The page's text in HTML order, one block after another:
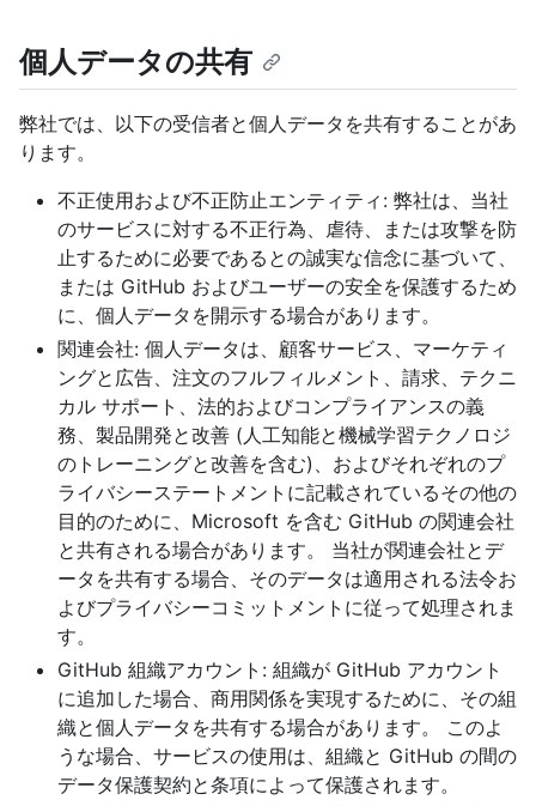
個人データの共有
弊社では、以下の受信者と個人データを共有することがあ
ります。
不正使用および不正防止エンティティ: 弊社は、当社
のサービスに対する不正行為、虐待、または攻撃を防
止するために必要であるとの誠実な信念に基づいて、
または GitHub およびユーザーの安全を保護するため
に、個人データを開示する場合があります。
関連会社: 個人データは、顧客サービス、マーケティ
ングと広告、注文のフルフィルメント、請求、テクニ
カル サポート、法的およびコンプライアンスの義
務、製品開発と改善 (人工知能と機械学習テクノロジ
のトレーニングと改善を含む)、およびそれぞれのプ
ライバシーステートメントに記載されているその他の
目的のために、Microsoft を含む GitHub の関連会社
と共有される場合があります。 当社が関連会社とデ
ータを共有する場合、そのデータは適用される法令お
よびプライバシーコミットメントに従って処理されま
す。
GitHub 組織アカウント: 組織が GitHub アカウント
に追加した場合、商用関係を実現するために、その組
織と個人データを共有する場合があります。 このよ
うな場合、サービスの使用は、組織と GitHub の間の
データ保護契約と条項によって保護されます。